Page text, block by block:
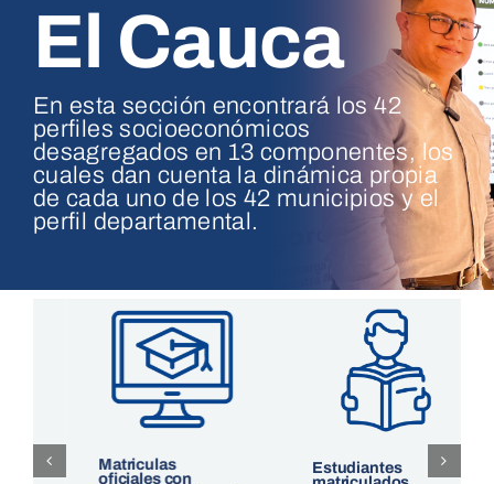
Indicadores
El Cauca
PDD
ODS
Repositorio
Geovisores
El Cauca
En esta sección encontrará los 42
perfiles socioeconómicos
desagregados en 13 componentes, los
cuales dan cuenta la dinámica propia
de cada uno de los 42 municipios y el
perfil departamental.
Matriculas
oficiales con
Estudiantes